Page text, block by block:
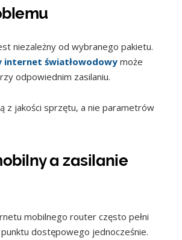
niezależny od wybranego pakietu.
internet światłowodowy może
odpowiednim zasilaniu.
z jakości sprzętu, a nie parametrów
a zasilanie
mobilnego router często pełni
dostępowego jednocześnie.